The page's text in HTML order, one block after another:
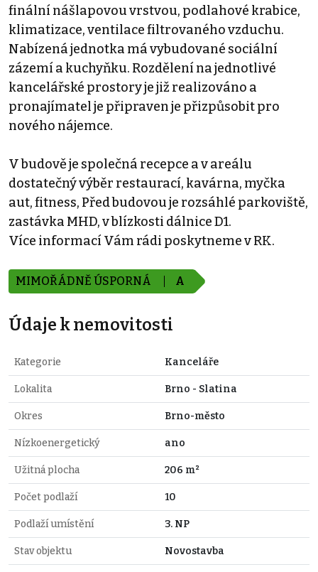
finální nášlapovou vrstvou, podlahové krabice,
klimatizace, ventilace filtrovaného vzduchu.
Nabízená jednotka má vybudované sociální
zázemí a kuchyňku. Rozdělení na jednotlivé
kancelářské prostory je již realizováno a
pronajímatel je připraven je přizpůsobit pro
nového nájemce.
V budově je společná recepce a v areálu
dostatečný výběr restaurací, kavárna, myčka
aut, fitness, Před budovou je rozsáhlé parkoviště,
zastávka MHD, v blízkosti dálnice D1.
Více informací Vám rádi poskytneme v RK.
MIMOŘÁDNĚ ÚSPORNÁ A
Údaje k nemovitosti
Kategorie Kanceláře
Lokalita Brno - Slatina
Okres Brno-město
Nízkoenergetický ano
Užitná plocha 206 m²
Počet podlaží 10
Podlaží umístění 3. NP
Stav objektu Novostavba